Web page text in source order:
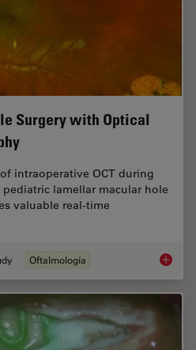
Surgery with Optical
intraoperative OCT during
lamellar macular hole
valuable real-time
Oftalmología